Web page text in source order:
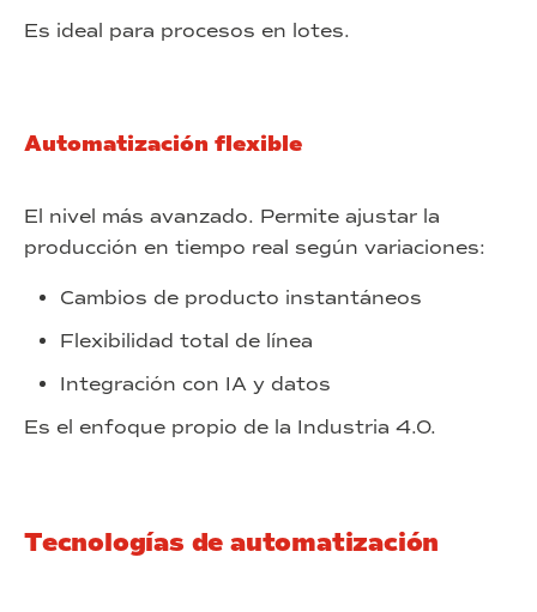
Es ideal para procesos en lotes.
Automatización flexible
El nivel más avanzado. Permite ajustar la
producción en tiempo real según variaciones:
Cambios de producto instantáneos
Flexibilidad total de línea
Integración con IA y datos
Es el enfoque propio de la Industria 4.0.
Tecnologías de automatización